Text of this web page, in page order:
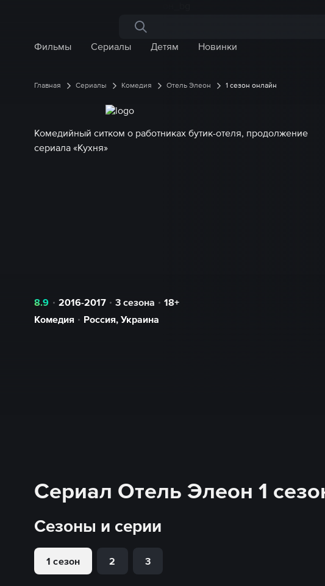
Поиск по сайту
Фильмы
Сериалы Детям Новинки
Главная Сериалы Комедия Отель Элеон 1 сезон онлайн
Комедийный ситком о работниках бутик-отеля, продолжение
сериала «Кухня»
8.9 2016-2017 3 сезона
18+
Комедия
Россия, Украина
Сериал Отель Элеон 1
Сезоны и серии
1 сезон 2 3